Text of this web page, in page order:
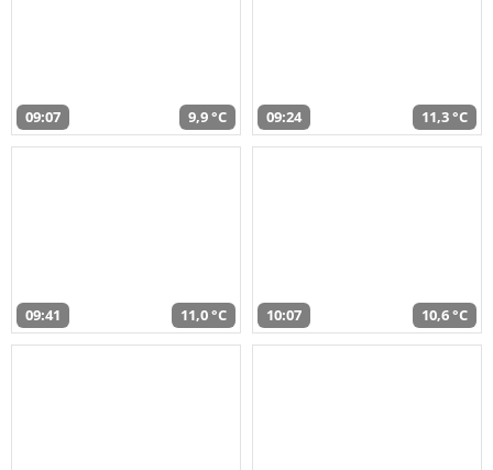
09:07 9,9 °C 09:24 11,3 °C
09:41 11,0 °C 10:07 10,6 °C